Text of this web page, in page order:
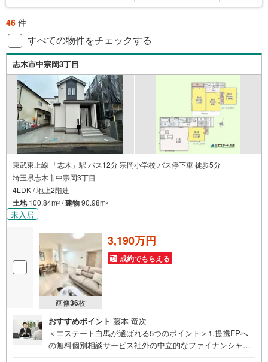
46 件
すべての物件をチェックする
志木市中宗岡3丁目
東武東上線 「志木」駅 バス12分 宗岡小学校 バス停下車 徒歩5分
埼玉県志木市中宗岡3丁目
4LDK / 地上2階建
土地100.84m2 /建物90.98m2
未入居
画像36枚
3,190万円
成約でもらえる
おすすめポイント 藤本 竜次
＜エステート白馬が選ばれる5つのポイント＞1.提携FPへ
の無料個別相談サービス社外の中立的なファイナンシャル